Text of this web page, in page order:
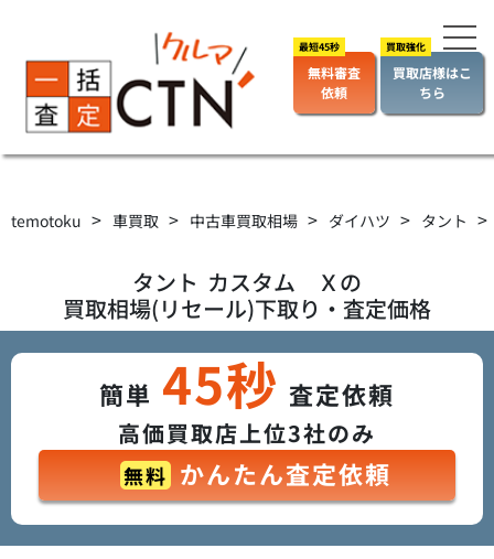
無料審査
依頼
買取店様はこ
ちら
temotoku > 車買取 > 中古車買取相場 > ダイハツ > タント >
タント カスタム Ｘの
買取相場(リセール)下取り・査定価格
簡単 45秒 査定依頼
高価買取店上位3社のみ
無料 かんたん査定依頼